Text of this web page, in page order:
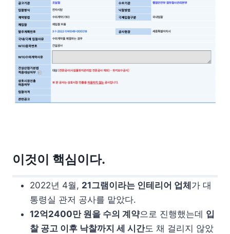
이것이 핵심이다.
2022년 4월, 21그램이라는 인테리어 업체가 대
통령실 관저 공사를 맡았다.
12억2400만 원을 수의 계약으로 진행했는데 입
찰 공고 이후 낙찰까지 세 시간도 채 걸리지 않았